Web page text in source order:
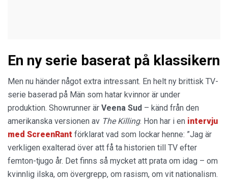
En ny serie baserat på klassikern
Men nu händer något extra intressant. En helt ny brittisk TV-
serie baserad på Män som hatar kvinnor är under
produktion. Showrunner är Veena Sud – känd från den
amerikanska versionen av The Killing. Hon har i en intervju
med ScreenRant förklarat vad som lockar henne: ”Jag är
verkligen exalterad över att få ta historien till TV efter
femton-tjugo år. Det finns så mycket att prata om idag – om
kvinnlig ilska, om övergrepp, om rasism, om vit nationalism.